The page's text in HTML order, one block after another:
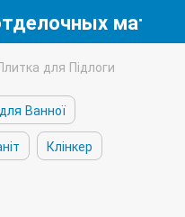
для Підлоги
Ванної
Клінкер